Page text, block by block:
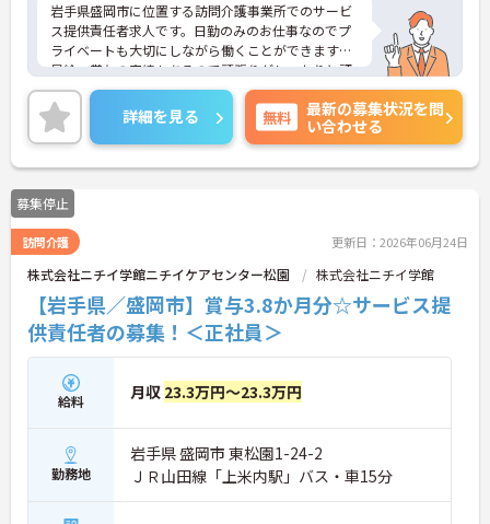
岩手県盛岡市に位置する訪問介護事業所でのサービ
ス提供責任者求人です。日勤のみのお仕事なのでプ
ライベートも大切にしながら働くことができます。
昇給・賞与の実績もあるので頑張りがしっかりと評
価される環境です。ご興味のある方には、面接対策
ポイント等、さらに詳細をお話ししますのでお気軽
にご相談ください！
詳細を見る 無料
最新の募集状況を問
い合わせる
募集停止
訪問介護 更新日：2026年06月24日
株式会社ニチイ学館ニチイケアセンター松園 株式会社ニチイ学館
【岩手県／盛岡市】賞与3.8か月分☆サービス提
供責任者の募集！＜正社員＞
給料 月収 23.3万円～23.3万円
勤務地
岩手県 盛岡市 東松園1-24-2
ＪＲ山田線「上米内駅」バス・車15分